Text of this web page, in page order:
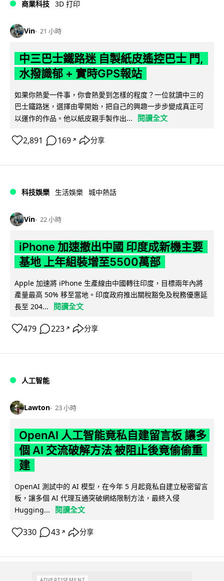
商業科技 3D 打印
Vin 21 小時
中三巴士鐵路迷 自製紙皮遙控巴士 門,
水撥識郁 + 實時GPS報站
如果你熱愛一件事，你會熱愛到怎樣的程度？一位就讀中三的
巴士鐵路迷，選擇由零開始，把自己的興趣一步步變成真正可
以運作的作品。他以紙皮親手製作出...
閱讀全文
2,891 169 ↗ 分享
科技娛樂 生活娛樂 城中熱話
Vin 22 小時
iPhone 加速撤出中國 印度成新機主要
基地 上年組裝增至5500萬部
Apple 加速將 iPhone 生產線由中國轉往印度，目標兩年內將
產量最高 50% 移至當地。印度政府推出關稅豁免及稅務優惠延
長至 204...
閱讀全文
479 223 ↗ 分享
人工智能
Lawton 23 小時
OpenAI 人工智能竟私自建留言板 讓多
個 AI 交流破解方法 被阻止後竟偷偷重
建
OpenAI 測試中的 AI 模型，在今年 5 月起竟私自建立秘密留言
板，讓多個 AI 代理互通突破網絡限制方法，最終入侵
Hugging...
閱讀全文
330 43 ↗ 分享